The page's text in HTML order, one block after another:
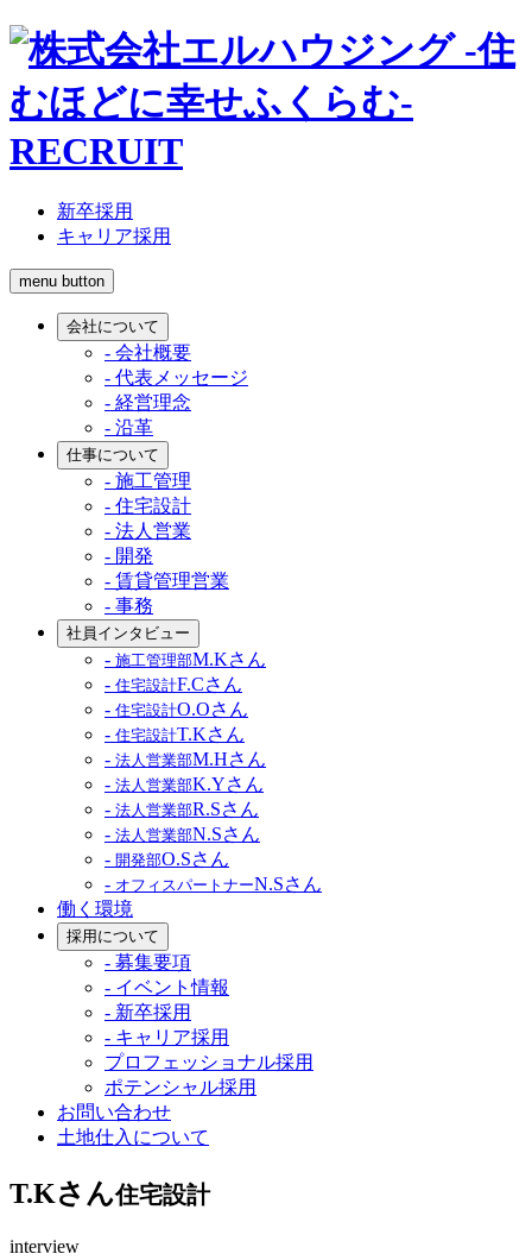
RECRUIT
新卒採用
キャリア採用
menu button
会社について
- 会社概要
- 代表メッセージ
- 経営理念
- 沿革
仕事について
- 施工管理
- 住宅設計
- 法人営業
- 開発
- 賃貸管理営業
- 事務
社員インタビュー
- 施工管理部M.Kさん
- 住宅設計F.Cさん
- 住宅設計O.Oさん
- 住宅設計T.Kさん
- 法人営業部M.Hさん
- 法人営業部K.Yさん
- 法人営業部R.Sさん
- 法人営業部N.Sさん
- 開発部O.Sさん
- オフィスパートナーN.Sさん
働く環境
採用について
- 募集要項
- イベント情報
- 新卒採用
- キャリア採用
プロフェッショナル採用
ポテンシャル採用
お問い合わせ
土地仕入について
T.Kさん住宅設計
interview